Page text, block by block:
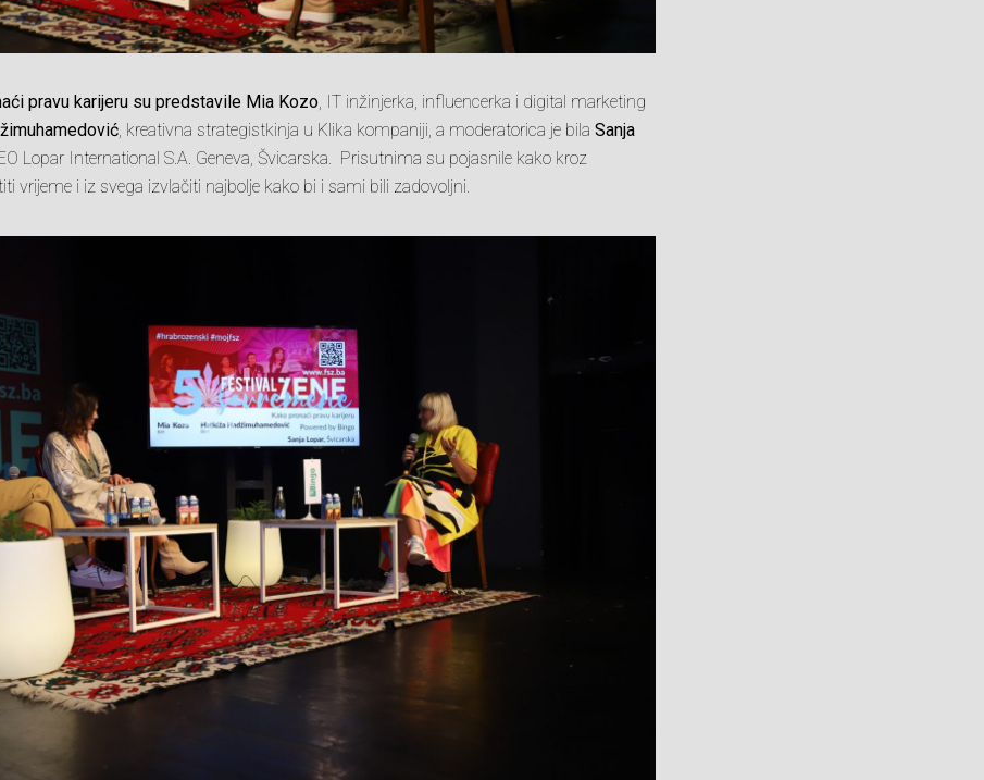
pravu karijeru su predstavile Mia Kozo, IT inžinjerka, influencerka i digital marketing
, kreativna strategistkinja u Klika kompaniji, a moderatorica je bila Sanja
Lopar International S.A. Geneva, Švicarska. Prisutnima su pojasnile kako kroz
vrijeme i iz svega izvlačiti najbolje kako bi i sami bili zadovoljni.